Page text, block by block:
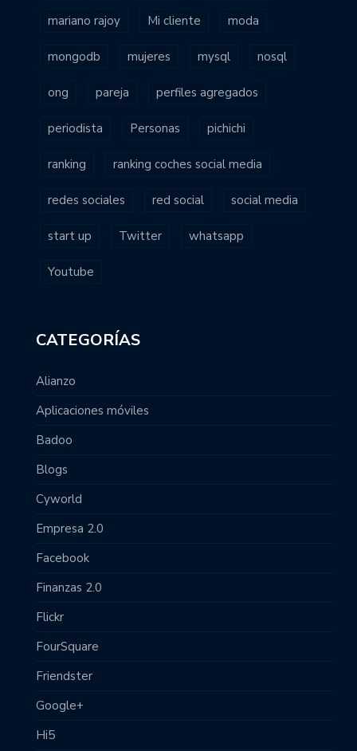
mariano rajoy Mi cliente moda
mongodb mujeres mysql nosql
ong pareja perfiles agregados
periodista Personas pichichi
ranking ranking coches social media
redes sociales red social social media
start up Twitter whatsapp
Youtube
CATEGORÍAS
Alianzo
Aplicaciones móviles
Badoo
Blogs
Cyworld
Empresa 2.0
Facebook
Finanzas 2.0
Flickr
FourSquare
Friendster
Google+
Hi5